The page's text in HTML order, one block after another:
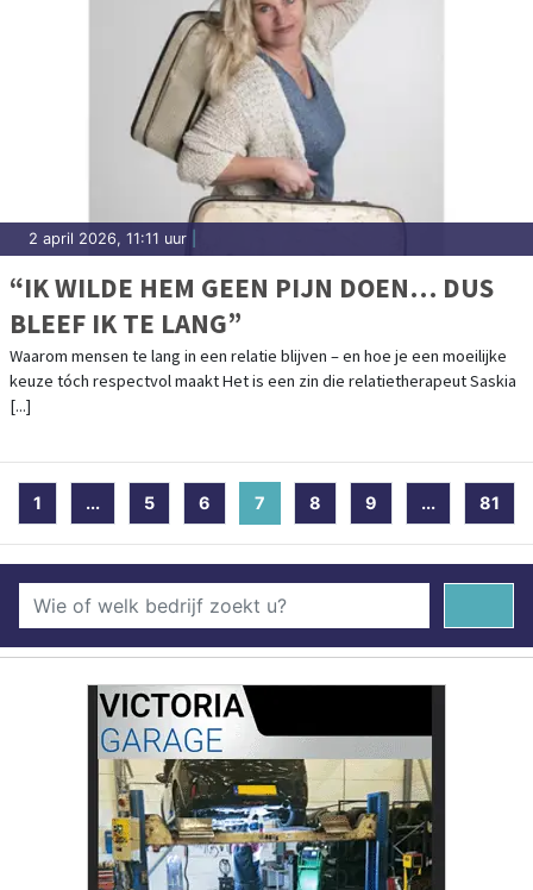
2 april 2026, 11:11 uur
“IK WILDE HEM GEEN PIJN DOEN… DUS
BLEEF IK TE LANG”
Waarom mensen te lang in een relatie blijven – en hoe je een moeilijke
keuze tóch respectvol maakt Het is een zin die relatietherapeut Saskia
[...]
1 ... 5 6 7 (current)
8 9 ... 81